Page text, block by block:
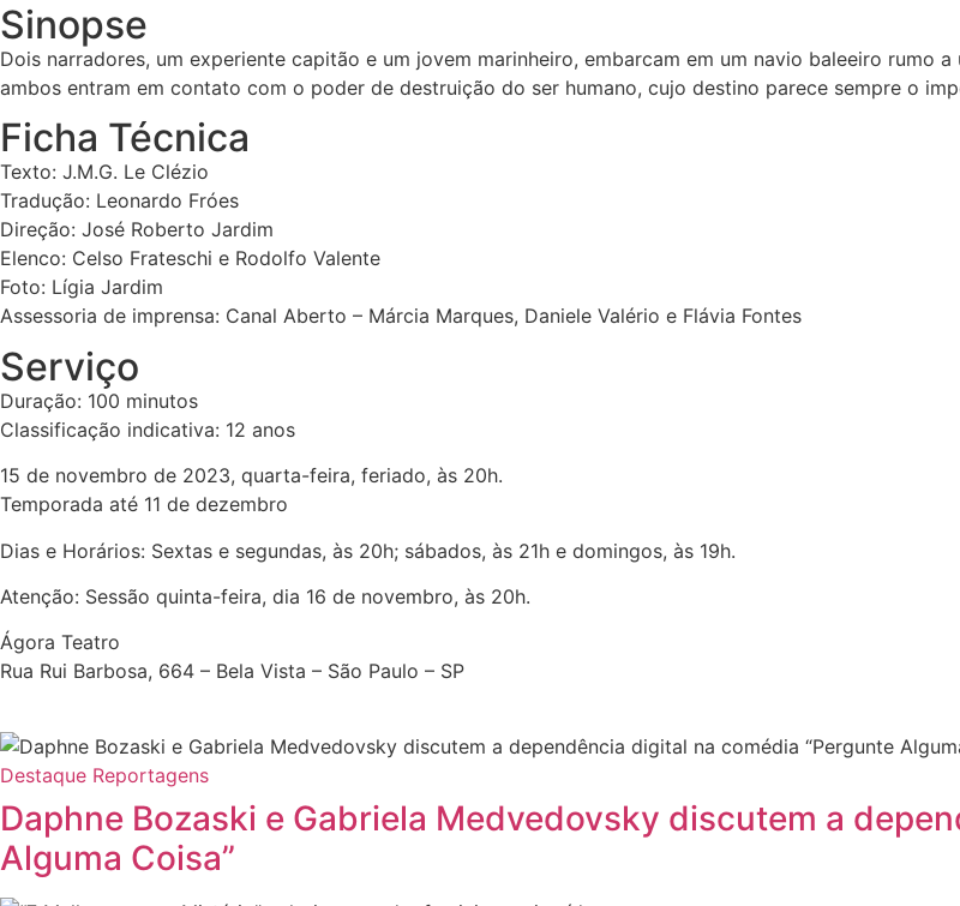
Sinopse
Dois narradores, um experiente capitão e um jovem marinheiro, embarcam em um navio baleeiro rumo
ambos entram em contato com o poder de destruição do ser humano, cujo destino parece sempre o
Ficha Técnica
Texto: J.M.G. Le Clézio
Tradução: Leonardo Fróes
Direção: José Roberto Jardim
Elenco: Celso Frateschi e Rodolfo Valente
Foto: Lígia Jardim
Assessoria de imprensa: Canal Aberto – Márcia Marques, Daniele Valério e Flávia Fontes
Serviço
Duração: 100 minutos
Classificação indicativa: 12 anos
15 de novembro de 2023, quarta-feira, feriado, às 20h.
Temporada até 11 de dezembro
Dias e Horários: Sextas e segundas, às 20h; sábados, às 21h e domingos, às 19h.
Atenção: Sessão quinta-feira, dia 16 de novembro, às 20h.
Ágora Teatro
Rua Rui Barbosa, 664 – Bela Vista – São Paulo – SP
Destaque Reportagens
Daphne Bozaski e Gabriela Medvedovsky discutem a
Alguma Coisa”